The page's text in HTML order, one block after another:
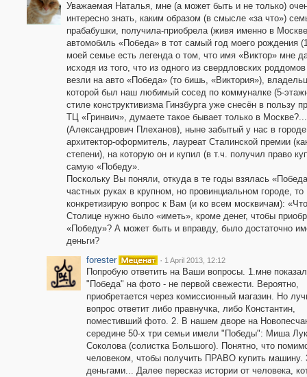
Уважаемая Наталья, мне (а может быть и не только)
интересно знать, каким образом (в смысле «за что»)
прабабушки, получила-приобрела (живя именно в
автомобиль «Победа» в тот самый год моего рождения
моей семье есть легенда о том, что имя «Виктор» мне
исходя из того, что из одного из свердловских
везли на авто «Победа» (то бишь, «Виктория»),
которой был наш любимый сосед по коммуналке (5-
стиле конструктивизма Гинзбурга уже снесён в пользу
ТЦ «Гринвич», думаете такое бывает только в
(Александрович Плеханов), ныне забытый у нас в городе
архитектор-оформитель, лауреат Сталинской премии
степени), на которую он и купил (в т.ч. получил право
самую «Победу».
Поскольку Вы поняли, откуда в те годы взялась
частных руках в крупном, но провинциальном городе, то
конкретизирую вопрос к Вам (и ко всем москвичам):
Столице нужно было «иметь», кроме денег, чтобы
«Победу»? А может быть и вправду, было достаточно
деньги?
forester
· 1 April 2013, 12:12
Попробую ответить на Ваши вопросы. 1.мне
"Победа" на фото - не первой свежести. Вероятно,
приобретается через комиссионный магазин. Но
вопрос ответит либо правнучка, либо Константин,
поместивший фото. 2. В нашем дворе на
середине 50-х три семьи имели "Победы": Миша
Соколова (солистка Большого). Понятно, что
человеком, чтобы получить ПРАВО купить машину.
деньгами... Далее пересказ истории от человека,